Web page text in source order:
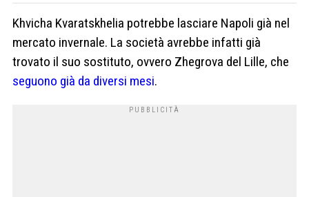
Khvicha Kvaratskhelia potrebbe lasciare Napoli già nel
mercato invernale. La società avrebbe infatti già
trovato il suo sostituto, ovvero Zhegrova del Lille, che
seguono già da diversi mesi.